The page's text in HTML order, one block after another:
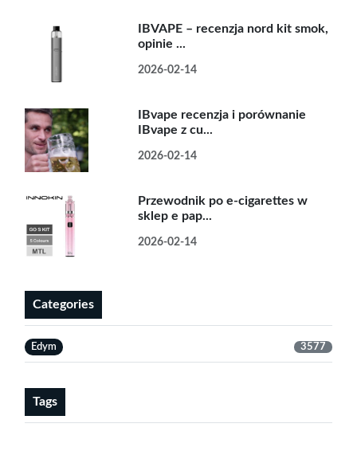
IBVAPE – recenzja nord kit smok,
opinie ...
2026-02-14
IBvape recenzja i porównanie
IBvape z cu...
2026-02-14
Przewodnik po e-cigarettes w
sklep e pap...
2026-02-14
Categories
Edym 3577
Tags